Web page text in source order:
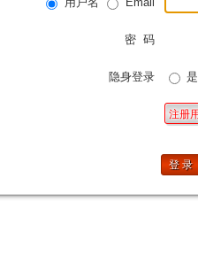
密 码
隐身登录 是